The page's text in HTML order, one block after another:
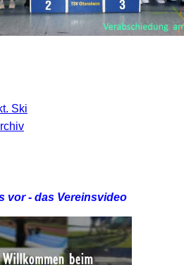
Ski
vor - das Vereinsvideo